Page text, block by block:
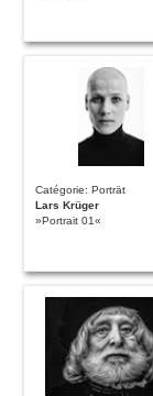
Catégorie: Porträt
Lars Krüger
»Portrait 01«